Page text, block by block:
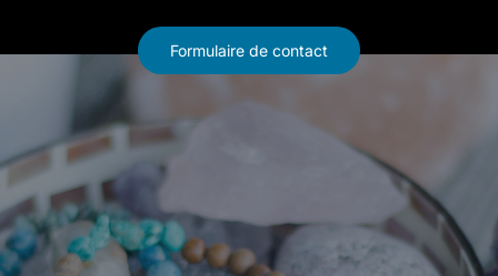
Formulaire de contact